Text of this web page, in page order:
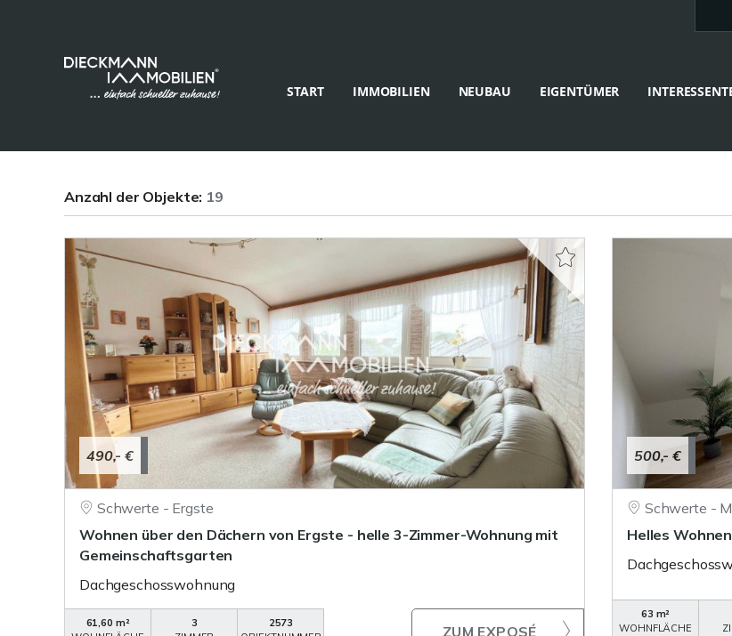
START IMMOBILIEN NEUBAU EIGENTÜMER
Anzahl der Objekte: 19
490,- €
Schwerte - Ergste
Wohnen über den Dächern von Ergste - helle 3-Zimmer-Wohnung mit
Gemeinschaftsgarten
Dachgeschosswohnung
61,60 m²
3
2573
ZUM EXPOSÉ
500,- €
Schwerte -
Helles
63 m²
WOHNFLÄCHE